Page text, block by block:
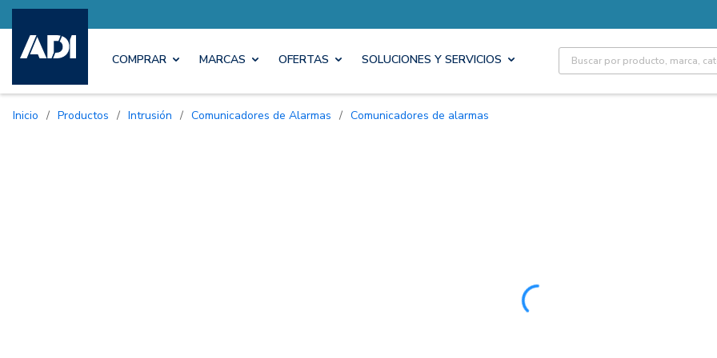
COMPRAR MARCAS OFERTAS SOLUCIONES Y SERVICIOS Site Search
Inicio / Productos / Intrusión / Comunicadores de Alarmas / Comunicadores de alarmas